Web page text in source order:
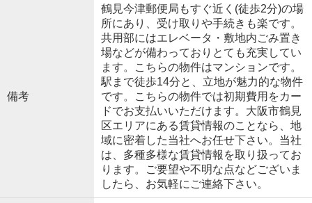
備考
鶴見今津郵便局もすぐ近く(徒歩2分)の場
所にあり、受け取りや手続きも楽です。
共用部にはエレベータ・敷地内ごみ置き
場などが備わっておりとても充実してい
ます。こちらの物件はマンションです。
駅まで徒歩14分と、立地が魅力的な物件
です。こちらの物件では初期費用をカー
ドでお支払いいただけます。大阪市鶴見
区エリアにある賃貸情報のことなら、地
域に密着した当社へお任せ下さい。当社
は、多種多様な賃貸情報を取り扱ってお
ります。ご要望や不明な点などございま
したら、お気軽にご連絡下さい。